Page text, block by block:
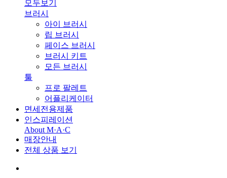
모두보기
브러시
아이 브러시
립 브러시
페이스 브러시
브러시 키트
모든 브러시
툴
프로 팔레트
어플리케이터
면세전용제품
인스피레이션
About M·A·C
매장안내
전체 상품 보기